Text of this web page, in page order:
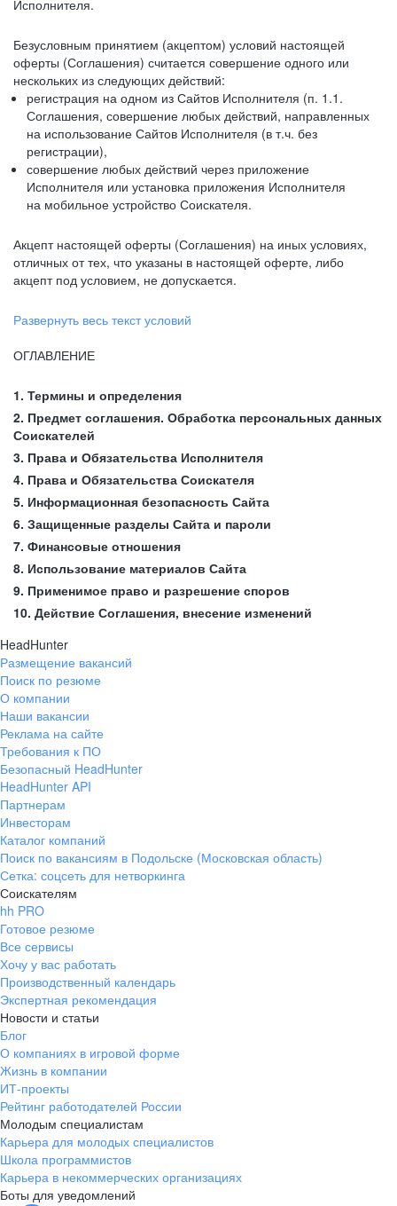
Исполнителя.
Безусловным принятием (акцептом) условий настоящей
оферты (Соглашения) считается совершение одного или
нескольких из следующих действий:
регистрация на одном из Сайтов Исполнителя (п. 1.1.
Соглашения, совершение любых действий, направленных
на использование Сайтов Исполнителя (в т.ч. без
регистрации),
совершение любых действий через приложение
Исполнителя или установка приложения Исполнителя
на мобильное устройство Соискателя.
Акцепт настоящей оферты (Соглашения) на иных условиях,
отличных от тех, что указаны в настоящей оферте, либо
акцепт под условием, не допускается.
Развернуть весь текст условий
ОГЛАВЛЕНИЕ
1. Термины и определения
2. Предмет соглашения. Обработка персональных данных
Соискателей
3. Права и Обязательства Исполнителя
4. Права и Обязательства Соискателя
5. Информационная безопасность Сайта
6. Защищенные разделы Сайта и пароли
7. Финансовые отношения
8. Использование материалов Сайта
9. Применимое право и разрешение споров
10. Действие Соглашения, внесение изменений
HeadHunter
Размещение вакансий
Поиск по резюме
О компании
Наши вакансии
Реклама на сайте
Требования к ПО
Безопасный HeadHunter
HeadHunter API
Партнерам
Инвесторам
Каталог компаний
Поиск по вакансиям в Подольске (Московская область)
Сетка: соцсеть для нетворкинга
Соискателям
hh PRO
Готовое резюме
Все сервисы
Хочу у вас работать
Производственный календарь
Экспертная рекомендация
Новости и статьи
Блог
О компаниях в игровой форме
Жизнь в компании
ИТ-проекты
Рейтинг работодателей России
Молодым специалистам
Карьера для молодых специалистов
Школа программистов
Карьера в некоммерческих организациях
Боты для уведомлений